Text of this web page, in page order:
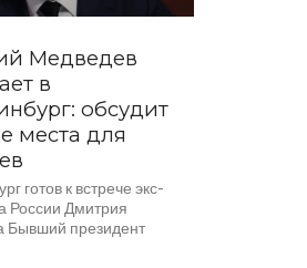
Медведев
в
обсудит
места для
готов к встрече экс-
России Дмитрия
Бывший президент